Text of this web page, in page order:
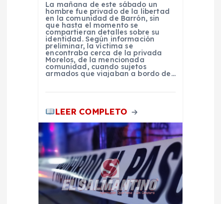
La mañana de este sábado un
hombre fue privado de la libertad
en la comunidad de Barrón, sin
que hasta el momento se
compartieran detalles sobre su
identidad. Según información
preliminar, la víctima se
encontraba cerca de la privada
Morelos, de la mencionada
comunidad, cuando sujetos
armados que viajaban a bordo de…
LEER COMPLETO